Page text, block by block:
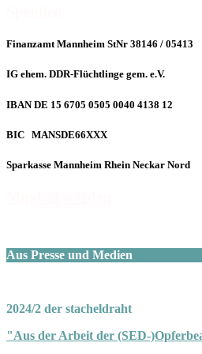
Finanzamt Mannheim StNr 38146 / 05413
IG ehem. DDR-Flüchtlinge gem. e.V.
IBAN DE 15 6705 0505 0040 4138 12
BIC MANSDE66XXX
Sparkasse Mannheim Rhein Neckar Nord
Aus Presse und Medien
2024/2 der stacheldraht
"Aus der Arbeit der (SED-